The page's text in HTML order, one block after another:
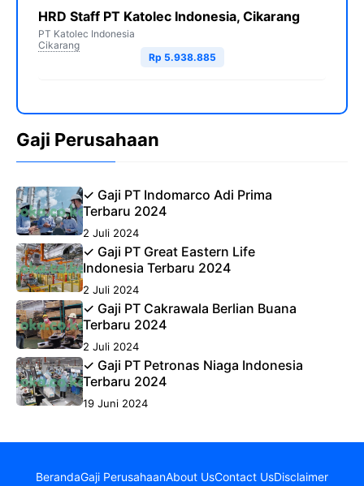
HRD Staff PT Katolec Indonesia, Cikarang
PT Katolec Indonesia
Cikarang
Rp 5.938.885
Gaji Perusahaan
✓ Gaji PT Indomarco Adi Prima
Terbaru 2024
2 Juli 2024
✓ Gaji PT Great Eastern Life
Indonesia Terbaru 2024
2 Juli 2024
✓ Gaji PT Cakrawala Berlian Buana
Terbaru 2024
2 Juli 2024
✓ Gaji PT Petronas Niaga Indonesia
Terbaru 2024
19 Juni 2024
BerandaGaji PerusahaanAbout UsContact UsDisclaimer